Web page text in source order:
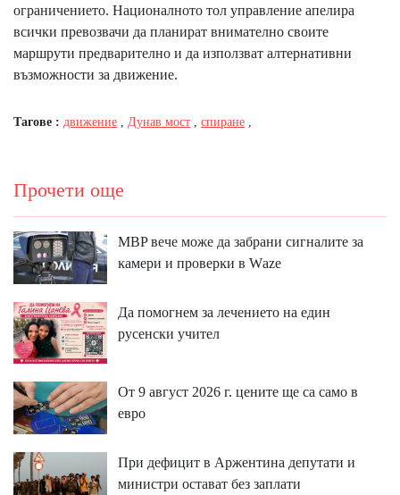
ограничението. Националното тол управление апелира
всички превозвачи да планират внимателно своите
маршрути предварително и да използват алтернативни
възможности за движение.
Тагове : движение Дунав мост спиране
Прочети още
MBP вeчe мoжe дa зaбpaни cигнaлитe зa
ĸaмepи и пpoвepĸи в Wаzе
Да помогнем за лечението на един
русенски учител
От 9 август 2026 г. цените ще са само в
евро
При дефицит в Аржентина депутати и
министри остават без заплати